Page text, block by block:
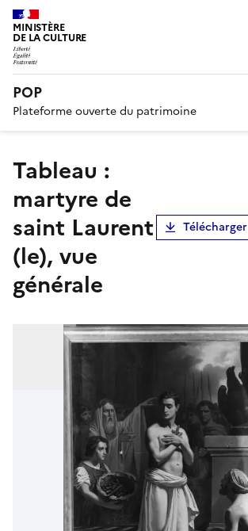
MINISTÈRE
DE LA CULTURE
POP
Plateforme ouverte du patrimoine
tableau :
martyre de
saint Laurent
(le), vue
générale
Télécharger